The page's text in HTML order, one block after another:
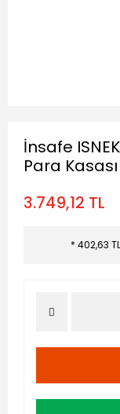
İnsafe
Para Kasası
3.749,12 TL
* 402,63